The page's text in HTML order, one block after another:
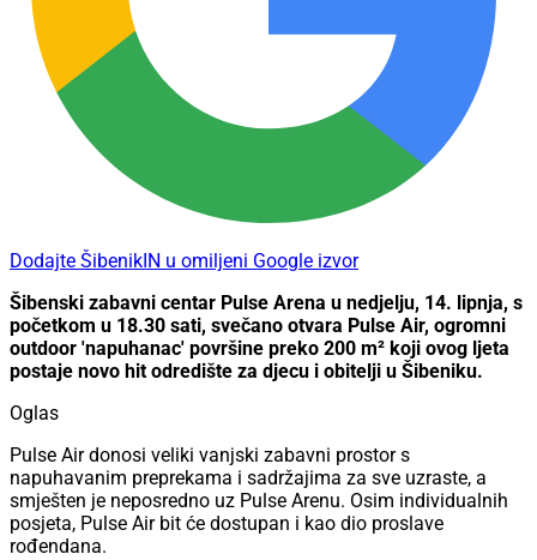
Dodajte ŠibenikIN u omiljeni Google izvor
Šibenski zabavni centar Pulse Arena u nedjelju, 14. lipnja, s
početkom u 18.30 sati, svečano otvara Pulse Air, ogromni
outdoor 'napuhanac' površine preko 200 m² koji ovog ljeta
postaje novo hit odredište za djecu i obitelji u Šibeniku.
Oglas
Pulse Air donosi veliki vanjski zabavni prostor s
napuhavanim preprekama i sadržajima za sve uzraste, a
smješten je neposredno uz Pulse Arenu. Osim individualnih
posjeta, Pulse Air bit će dostupan i kao dio proslave
rođendana.